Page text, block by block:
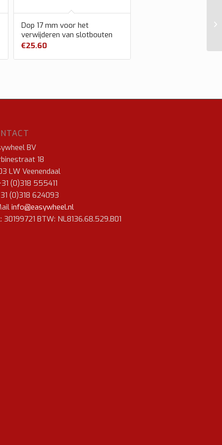
Dop 17 mm voor het
verwijderen van slotbouten
€25.60
BV
18
LW Veenendaal
(0)318 555411
(0)318 624093
info@easywheel.nl
30199721 BTW: NL8136.68.529.B01